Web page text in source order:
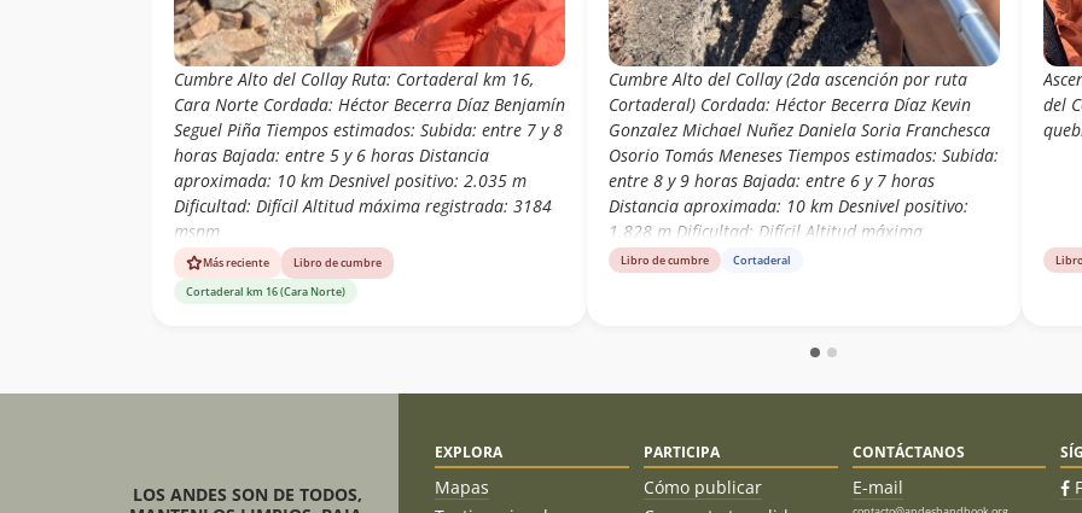
Cumbre Alto del Collay Ruta: Cortaderal km 16,
Cara Norte Cordada: Héctor Becerra Díaz Benjamín
Seguel Piña Tiempos estimados: Subida: entre 7 y 8
horas Bajada: entre 5 y 6 horas Distancia
aproximada: 10 km Desnivel positivo: 2.035 m
Dificultad: Difícil Altitud máxima registrada: 3184
msnm
Más reciente
Libro de cumbre
Cortaderal km 16 (Cara Norte)
Cumbre Alto del Collay (2da ascención por ruta
Cortaderal) Cordada: Héctor Becerra Díaz Kevin
Gonzalez Michael Nuñez Daniela Soria Franchesca
Osorio Tomás Meneses Tiempos estimados: Subida:
entre 8 y 9 horas Bajada: entre 6 y 7 horas
Distancia aproximada: 10 km Desnivel positivo:
1.828 m Dificultad: Difícil Altitud máxima
registrada: 3184 msnm
Libro de cumbre Cortaderal
del
LOS ANDES SON DE TODOS,
EXPLORA
Mapas
PARTICIPA
Cómo publicar
CONTÁCTANOS
E-mail